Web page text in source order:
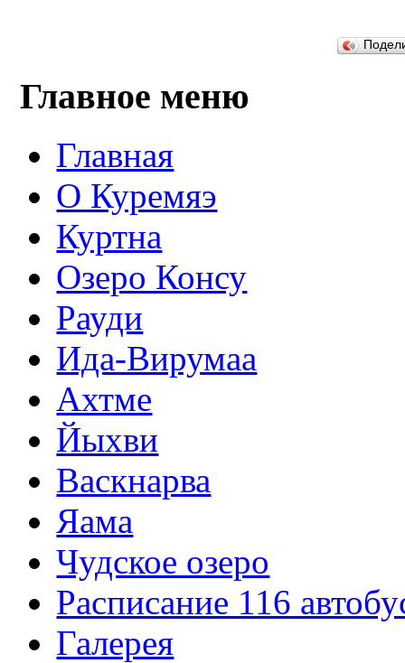
Главное меню
Главная
О Куремяэ
Куртна
Озеро Консу
Рауди
Ида-Вирумаа
Ахтме
Йыхви
Васкнарва
Яама
Чудское озеро
Расписание 116
Галерея